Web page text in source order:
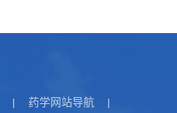
| 药学网站导航 |